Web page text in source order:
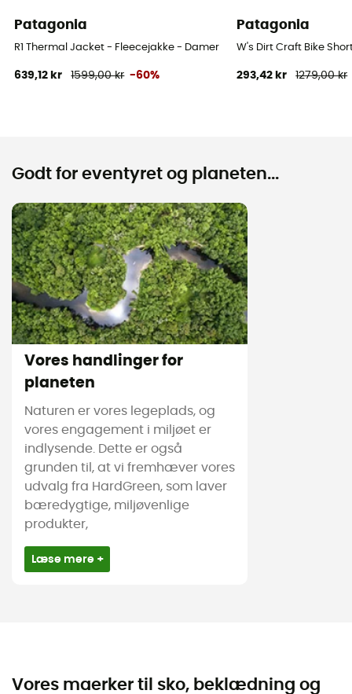
Patagonia
R1 Thermal Jacket - Fleecejakke - Damer
639,12 kr 1599,00 kr -60%
Patagonia
W's Dirt Craft Bike
293,42 kr 1279,00 kr
Godt for eventyret og planeten...
Vores handlinger for
planeten
Naturen er vores legeplads, og
vores engagement i miljøet er
indlysende. Dette er også
grunden til, at vi fremhæver vores
udvalg fra HardGreen, som laver
bæredygtige, miljøvenlige
produkter,
Læse mere +
Vores maerker til sko, beklædning og